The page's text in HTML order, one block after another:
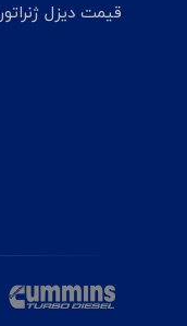
قیمت دیزل ژنراتور